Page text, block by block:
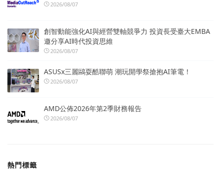
2026/08/07
創智動能強化AI與經營雙軸競爭力 投資長受臺大EMBA
邀分享AI時代投資思維
2026/08/07
ASUSx三麗鷗耍酷聯萌 潮玩開學祭搶抱AI筆電！
2026/08/07
AMD公佈2026年第2季財務報告
2026/08/07
熱門標籤